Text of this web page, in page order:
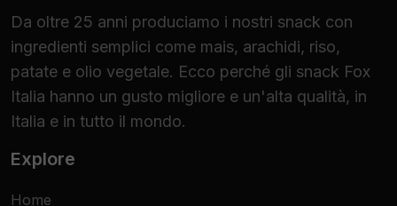
Da oltre 25 anni produciamo i nostri snack con
ingredienti semplici come mais, arachidi, riso,
patate e olio vegetale. Ecco perché gli snack Fox
Italia hanno un gusto migliore e un'alta qualità, in
Italia e in tutto il mondo.
Explore
Home